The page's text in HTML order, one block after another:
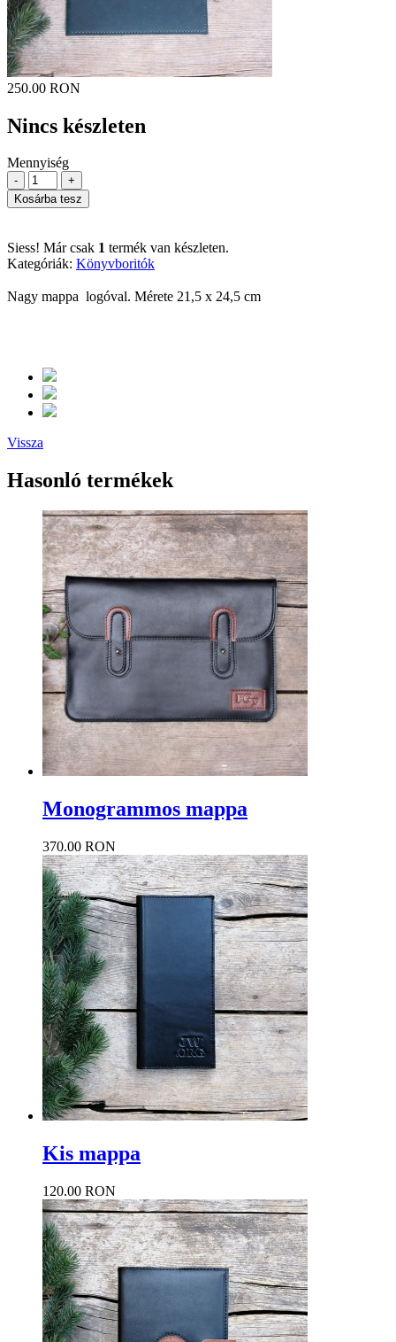
250.00 RON
Nincs készleten
Mennyiség
-
+
Kosárba tesz
Siess! Már csak 1 termék van készleten.
Kategóriák: Könyvboritók
Nagy mappa logóval. Mérete 21,5 x 24,5 cm
Vissza
Hasonló termékek
Monogrammos mappa
370.00 RON
Kis mappa
120.00 RON